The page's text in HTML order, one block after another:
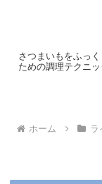
さつまいもをふっ
ための調理テクニッ
ホーム ラ